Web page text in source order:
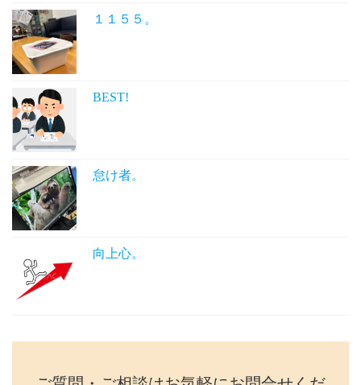
１１５５。
BEST!
怠け者。
向上心。